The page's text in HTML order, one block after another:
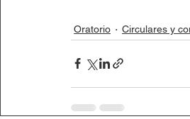
Oratorio Circulares y